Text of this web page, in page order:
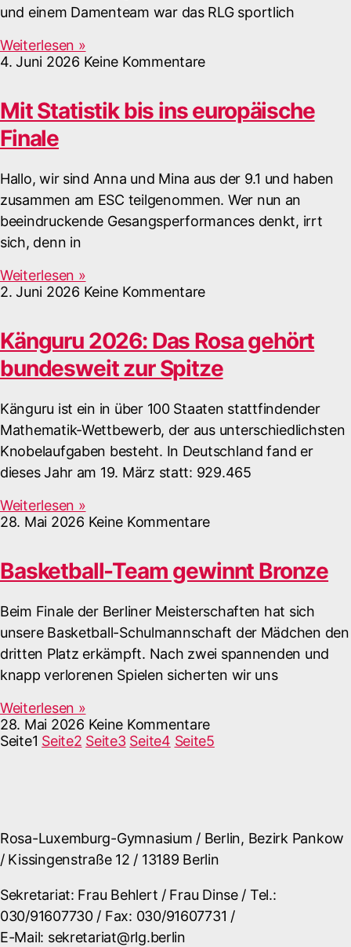
und einem Damenteam war das RLG sportlich
Weiterlesen »
4. Juni 2026 Keine Kommentare
Mit Statistik bis ins europäische
Finale
Hallo, wir sind Anna und Mina aus der 9.1 und haben
zusammen am ESC teilgenommen. Wer nun an
beeindruckende Gesangsperformances denkt, irrt
sich, denn in
Weiterlesen »
2. Juni 2026 Keine Kommentare
Känguru 2026: Das Rosa gehört
bundesweit zur Spitze
Känguru ist ein in über 100 Staaten stattfindender
Mathematik-Wettbewerb, der aus unterschiedlichsten
Knobelaufgaben besteht. In Deutschland fand er
dieses Jahr am 19. März statt: 929.465
Weiterlesen »
28. Mai 2026 Keine Kommentare
Basketball-Team gewinnt Bronze
Beim Finale der Berliner Meisterschaften hat sich
unsere Basketball-Schulmannschaft der Mädchen den
dritten Platz erkämpft. Nach zwei spannenden und
knapp verlorenen Spielen sicherten wir uns
Weiterlesen »
28. Mai 2026 Keine Kommentare
Seite1 Seite2 Seite3 Seite4 Seite5
Rosa-Luxemburg-Gymnasium / Berlin, Bezirk Pankow
/ Kissingenstraße 12 / 13189 Berlin
Sekretariat: Frau Behlert / Frau Dinse / Tel.:
030/91607730 / Fax: 030/91607731 /
E-Mail: sekretariat@rlg.berlin